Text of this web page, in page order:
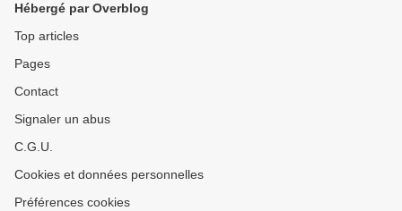
Hébergé par Overblog
Top articles
Pages
Contact
Signaler un abus
C.G.U.
Cookies et données personnelles
Préférences cookies